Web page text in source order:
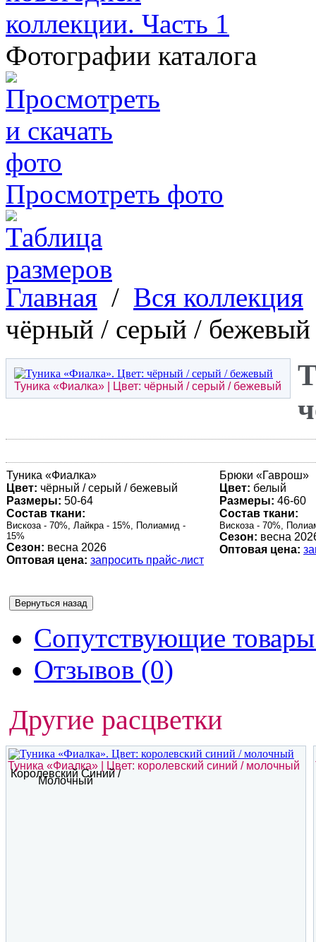
Фотографии каталога
Просмотреть фото
Главная / Вся коллекция
чёрный / серый / бежевый
Туника «Фиалка» | Цвет: чёрный / серый / бежевый
Туника «Фиалка»
Цвет: чёрный / серый / бежевый
Размеры: 50-64
Состав ткани:
Вискоза - 70%, Лайкра - 15%, Полиамид -
15%
Сезон: весна 2026
Оптовая цена: запросить прайс-лист
Брюки «Гаврош»
Цвет: белый
Размеры: 46-60
Состав ткани:
Вискоза - 70%,
Сезон: весна
Оптовая цена:
Сопутствующие
Отзывов (0)
Другие расцветки
Туника «Фиалка» | Цвет: королевский синий / молочный
Королевский Синий /
Молочный